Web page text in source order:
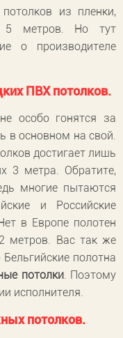
из пленки,
5 метров. Но тут
о производителе
ПВХ потолков.
особо гонятся за
в основном на свой.
достигает лишь
3 метра. Обратите,
многие пытаются
и Российские
в Европе полотен
метров. Вас так же
полотна
потолки. Поэтому
исполнителя.
потолков.